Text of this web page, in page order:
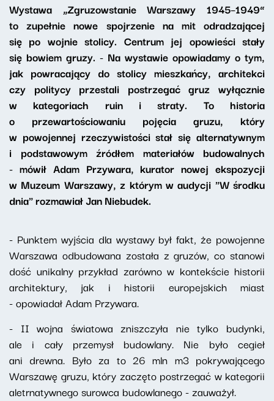
Wystawa „Zgruzowstanie Warszawy 1945–1949”
to zupełnie nowe spojrzenie na mit odradzającej
się po wojnie stolicy. Centrum jej opowieści stały
się bowiem gruzy. - Na wystawie opowiadamy o tym,
jak powracający do stolicy mieszkańcy, architekci
czy politycy przestali postrzegać gruz wyłącznie
w kategoriach ruin i straty. To historia
o przewartościowaniu pojęcia gruzu, który
w powojennej rzeczywistości stał się alternatywnym
i podstawowym źródłem materiałów budowalnych
- mówił Adam Przywara, kurator nowej ekspozycji
w Muzeum Warszawy, z którym w audycji "W środku
dnia" rozmawiał Jan Niebudek.
- Punktem wyjścia dla wystawy był fakt, że powojenne
Warszawa odbudowana została z gruzów, co stanowi
dość unikalny przykład zarówno w kontekście historii
architektury, jak i historii europejskich miast
- opowiadał Adam Przywara.
- II wojna światowa zniszczyła nie tylko budynki,
ale i cały przemysł budowlany. Nie było cegieł
ani drewna. Było za to 26 mln m3 pokrywającego
Warszawę gruzu, który zaczęto postrzegać w kategorii
aletrnatywnego surowca budowlanego - zauważył.